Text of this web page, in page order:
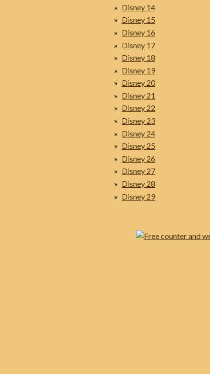
Disney 14
Disney 15
Disney 16
Disney 17
Disney 18
Disney 19
Disney 20
Disney 21
Disney 22
Disney 23
Disney 24
Disney 25
Disney 26
Disney 27
Disney 28
Disney 29